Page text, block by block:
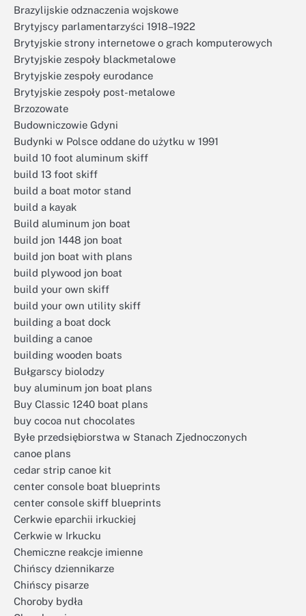
Brazylijskie odznaczenia wojskowe
Brytyjscy parlamentarzyści 1918–1922
Brytyjskie strony internetowe o grach komputerowych
Brytyjskie zespoły blackmetalowe
Brytyjskie zespoły eurodance
Brytyjskie zespoły post-metalowe
Brzozowate
Budowniczowie Gdyni
Budynki w Polsce oddane do użytku w 1991
build 10 foot aluminum skiff
build 13 foot skiff
build a boat motor stand
build a kayak
Build aluminum jon boat
build jon 1448 jon boat
build jon boat with plans
build plywood jon boat
build your own skiff
build your own utility skiff
building a boat dock
building a canoe
building wooden boats
Bułgarscy biolodzy
buy aluminum jon boat plans
Buy Classic 1240 boat plans
buy cocoa nut chocolates
Byłe przedsiębiorstwa w Stanach Zjednoczonych
canoe plans
cedar strip canoe kit
center console boat blueprints
center console skiff blueprints
Cerkwie eparchii irkuckiej
Cerkwie w Irkucku
Chemiczne reakcje imienne
Chińscy dziennikarze
Chińscy pisarze
Choroby bydła